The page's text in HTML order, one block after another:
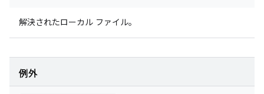
解決されたローカル ファイル。
例外